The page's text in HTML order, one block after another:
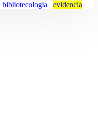
bibliotecologia evidencia